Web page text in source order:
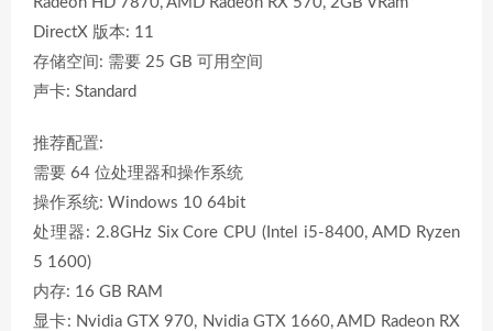
DirectX 版本: 11
存储空间: 需要 25 GB 可用空间
声卡: Standard
推荐配置:
需要 64 位处理器和操作系统
操作系统: Windows 10 64bit
处理器: 2.8GHz Six Core CPU (Intel i5-8400, AMD Ryzen
5 1600)
内存: 16 GB RAM
显卡: Nvidia GTX 970, Nvidia GTX 1660, AMD Radeon RX